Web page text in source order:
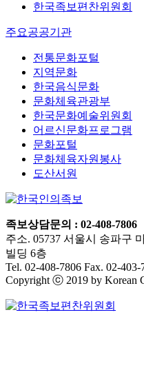
한국족보편찬위원회
주요공공기관
전통문화포털
지역문화
한국음식문화
문화체육관광부
한국문화예술위원회
어르신문화프로그램
문화포털
문화체육자원봉사
도산서원
족보상담문의 : 02-408-7806
주소. 05737 서울시 송파구
빌딩 6층
Tel. 02-408-7806 Fax. 02-403-
Copyright ⓒ 2019 by Korean